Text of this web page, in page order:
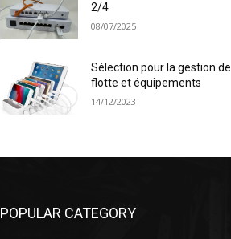
2/4
08/07/2025
Sélection pour la gestion de
flotte et équipements
14/12/2023
POPULAR CATEGORY